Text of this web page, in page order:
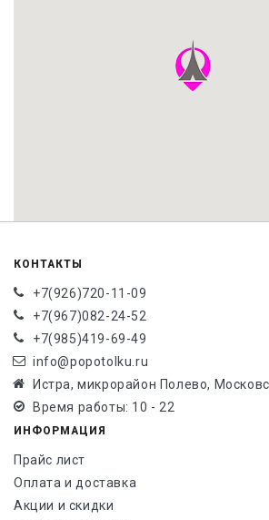
КОНТАКТЫ
+7(926)720-11-09
+7(967)082-24-52
+7(985)419-69-49
info@popotolku.ru
Истра, микрорайон Полево,
Время работы: 10 - 22
ИНФОРМАЦИЯ
Прайс лист
Оплата и доставка
Акции и скидки